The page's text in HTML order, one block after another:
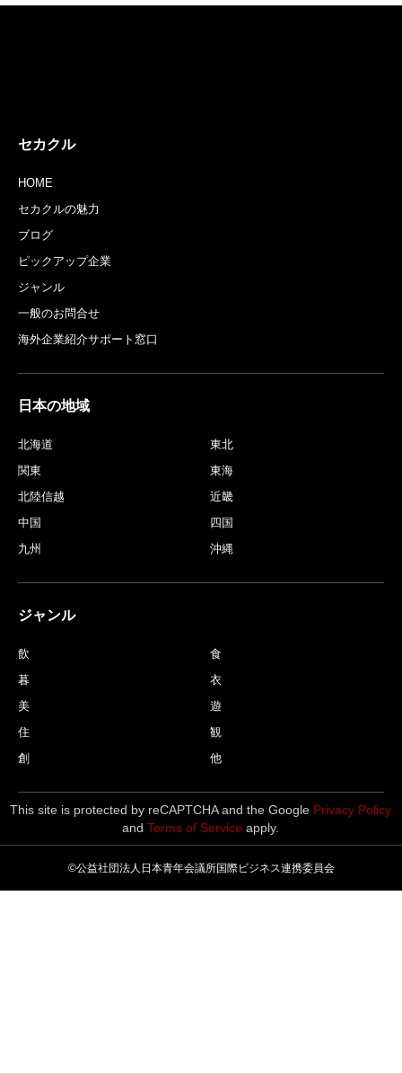
セカクル
HOME
セカクルの魅力
ブログ
ピックアップ企業
ジャンル
一般のお問合せ
海外企業紹介サポート窓口
日本の地域
北海道
東北
関東
東海
北陸信越
近畿
中国
四国
九州
沖縄
ジャンル
飲
食
暮
衣
美
遊
住
観
創
他
This site is protected by reCAPTCHA and the Google Privacy Policy
andTerms of Service apply.
©公益社団法人日本青年会議所国際ビジネス連携委員会